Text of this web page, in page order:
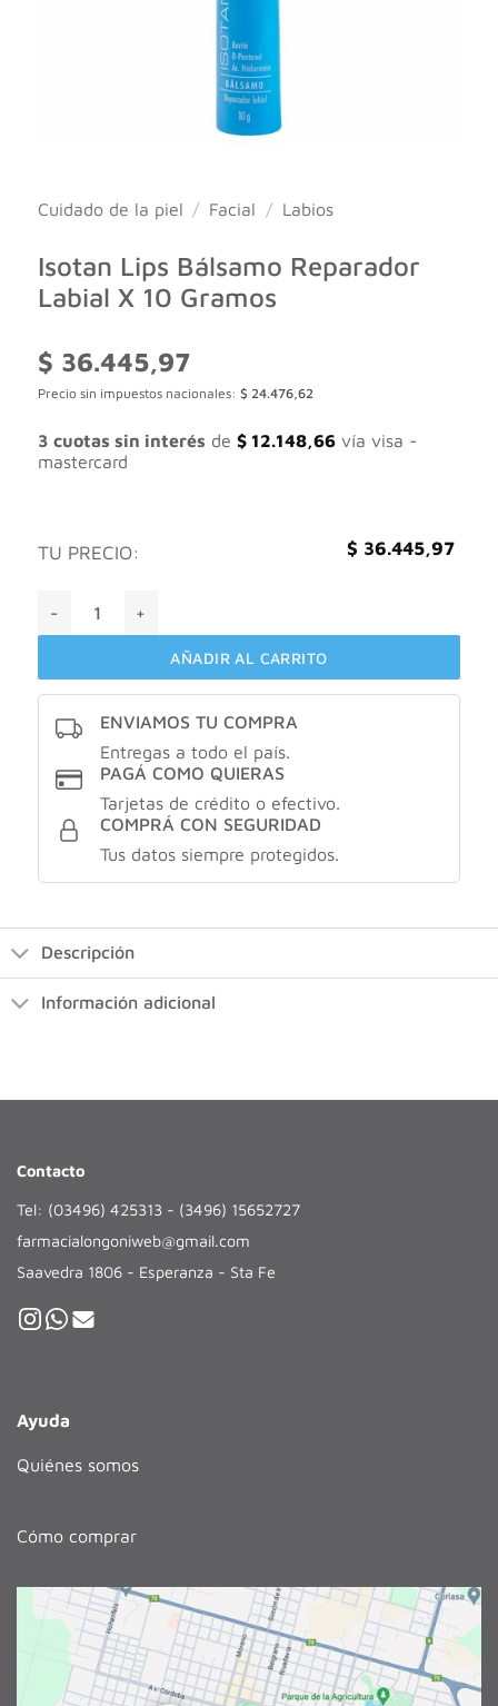
Cuidado de la piel / Facial / Labios
Isotan Lips Bálsamo Reparador
Labial X 10 Gramos
$ 36.445,97
Precio sin impuestos nacionales: $ 24.476,62
3 cuotas sin interés de $12.148,66vía visa -
mastercard
TU PRECIO: $ 36.445,97
AÑADIR AL CARRITO
ENVIAMOS TU COMPRA
Entregas a todo el país.
PAGÁ COMO QUIERAS
Tarjetas de crédito o efectivo.
COMPRÁ CON SEGURIDAD
Tus datos siempre protegidos.
Descripción
Información adicional
Contacto
Tel: (03496) 425313 - (3496) 15652727
farmacialongoniweb@gmail.com
Saavedra 1806 - Esperanza - Sta Fe
Ayuda
Quiénes somos
Cómo comprar